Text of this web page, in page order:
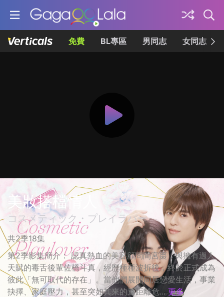
免費 BL專區 男同志 女同志
美妝搭檔情人
コスメティック・プレイラバー
共2季18集
第2季影集簡介： 認真熱血的美容顧問間宮棗，與擁有過人
天賦的毒舌後輩佐橋斗真，經歷種種波折後，終於正式成為
彼此「無可取代的存在」。當他們展開同居戀愛生活，事業
抉擇、家庭壓力，甚至突如其來的遠距離危... 更多